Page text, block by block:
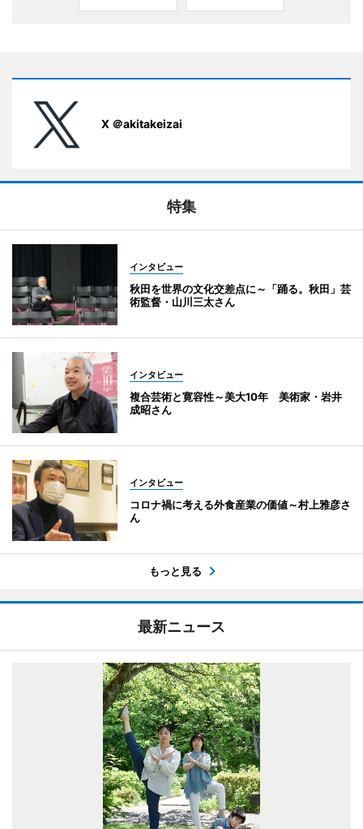
X ＠akitakeizai
特集
インタビュー
秋田を世界の文化交差点に～「踊る。秋田」芸
術監督・山川三太さん
インタビュー
複合芸術と寛容性～美大10年 美術家・岩井
成昭さん
インタビュー
コロナ禍に考える外食産業の価値～村上雅彦さ
ん
もっと見る
最新ニュース